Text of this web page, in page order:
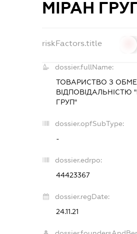
МІРАН
riskFactors.title
dossier.fullName:
ТОВАРИСТВО З
ВІДПОВІДАЛЬНІСТЮ
ГРУП"
dossier.opfSubType:
-
dossier.edrpo:
44423367
dossier.regDate:
24.11.21